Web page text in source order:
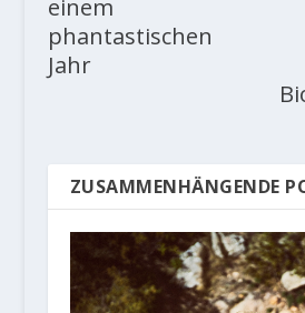
einem
phantastischen
Jahr
ZUSAMMENHÄNGENDE